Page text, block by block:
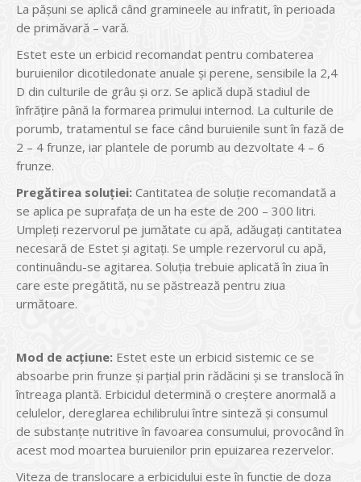
La păşuni se aplică când gramineele au infratit, în perioada
de primăvară – vară.
Estet este un erbicid recomandat pentru combaterea
buruienilor dicotiledonate anuale şi perene, sensibile la 2,4
D din culturile de grâu şi orz. Se aplică după stadiul de
înfrăţire până la formarea primului internod. La culturile de
porumb, tratamentul se face când buruienile sunt în fază de
2 – 4 frunze, iar plantele de porumb au dezvoltate 4 – 6
frunze.
Pregătirea soluţiei: Cantitatea de soluţie recomandată a
se aplica pe suprafaţa de un ha este de 200 – 300 litri.
Umpleţi rezervorul pe jumătate cu apă, adăugaţi cantitatea
necesară de Estet şi agitaţi. Se umple rezervorul cu apă,
continuându-se agitarea. Soluţia trebuie aplicată în ziua în
care este pregătită, nu se păstrează pentru ziua
următoare.
Mod de acţiune: Estet este un erbicid sistemic ce se
absoarbe prin frunze şi parţial prin rădăcini și se translocă în
întreaga plantă. Erbicidul determină o creştere anormală a
celulelor, dereglarea echilibrului între sinteză şi consumul
de substanţe nutritive în favoarea consumului, provocând în
acest mod moartea buruienilor prin epuizarea rezervelor.
Viteza de translocare a erbicidului este în funcţie de doza